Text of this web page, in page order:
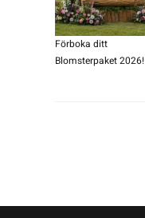
Förboka ditt
Blomsterpaket 2026!